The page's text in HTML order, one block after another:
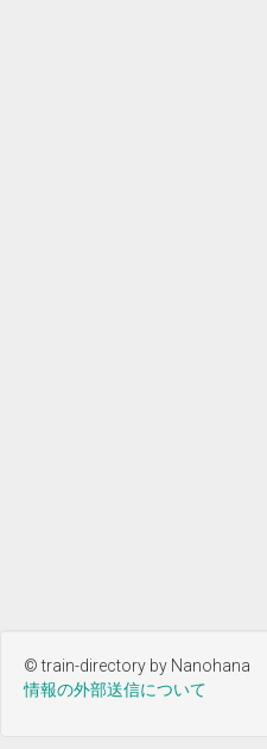
© train-directory by Nanohana
情報の外部送信について